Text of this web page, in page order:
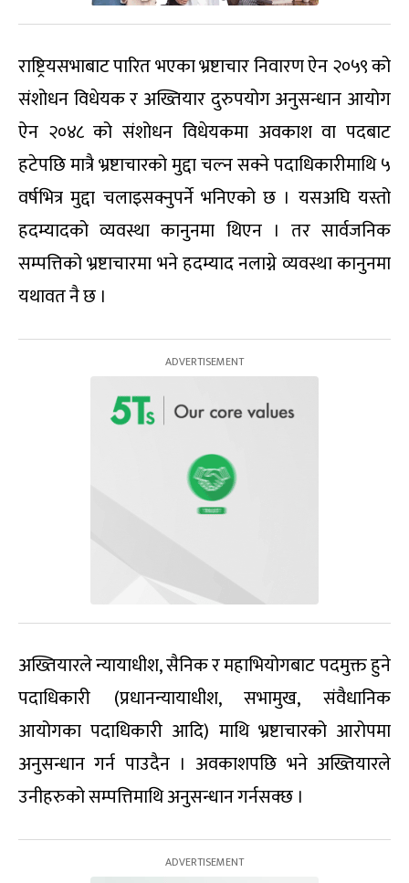
राष्ट्रियसभाबाट पारित भएका भ्रष्टाचार निवारण ऐन २०५९ को
संशोधन विधेयक र अख्तियार दुरुपयोग अनुसन्धान आयोग
ऐन २०४८ को संशोधन विधेयकमा अवकाश वा पदबाट
हटेपछि मात्रै भ्रष्टाचारको मुद्दा चल्न सक्ने पदाधिकारीमाथि ५
वर्षभित्र मुद्दा चलाइसक्नुपर्ने भनिएको छ । यसअघि यस्तो
हदम्यादको व्यवस्था कानुनमा थिएन । तर सार्वजनिक
सम्पत्तिको भ्रष्टाचारमा भने हदम्याद नलाग्ने व्यवस्था कानुनमा
यथावत नै छ ।
अख्तियारले न्यायाधीश, सैनिक र महाभियोगबाट पदमुक्त हुने
पदाधिकारी (प्रधानन्यायाधीश, सभामुख, संवैधानिक
आयोगका पदाधिकारी आदि) माथि भ्रष्टाचारको आरोपमा
अनुसन्धान गर्न पाउदैन । अवकाशपछि भने अख्तियारले
उनीहरुको सम्पत्तिमाथि अनुसन्धान गर्नसक्छ ।